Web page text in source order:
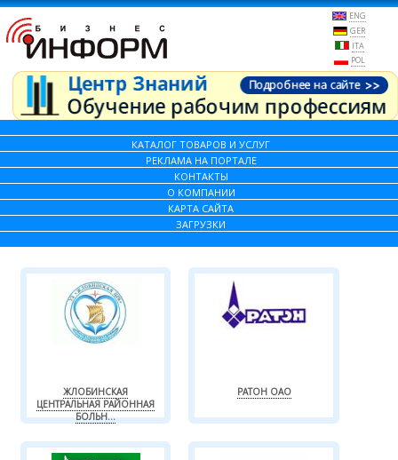
ENG
GER
ITA
POL
КАТАЛОГ ТОВАРОВ И УСЛУГ
РЕКЛАМА НА ПОРТАЛЕ
КОНТАКТЫ
О КОМПАНИИ
КАРТА САЙТА
ЗАГРУЗКИ
ЖЛОБИНСКАЯ
ЦЕНТРАЛЬНАЯ РАЙОННАЯ
БОЛЬН...
РАТОН ОАО